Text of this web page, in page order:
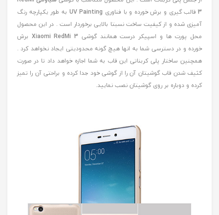
3 قالب گیری و برش خورده و با فناوری UV Painting به طور یکپارچه رنگ
آمیزی شده و از کیفیت ساخت نسبتا بالایی برخوردار است . در این محصول
محل پورت ها و اسپیکر درست همانند گوشی Xiaomi RedMi 3 برش
خورده و در دسترسی شما به انها هیچ گونه محدودیتی ایجاد نخواهد کرد .
همچنین ساختار پلی کربناتی این قاب به شما اجازه خواهد داد تا در صورت
کثیف شدن قاب گوشیتان آن را از گوشی خود جدا کرده و براحتی آن را تمیز
کرده و دوباره بر روی گوشیتان نصب نمایید.